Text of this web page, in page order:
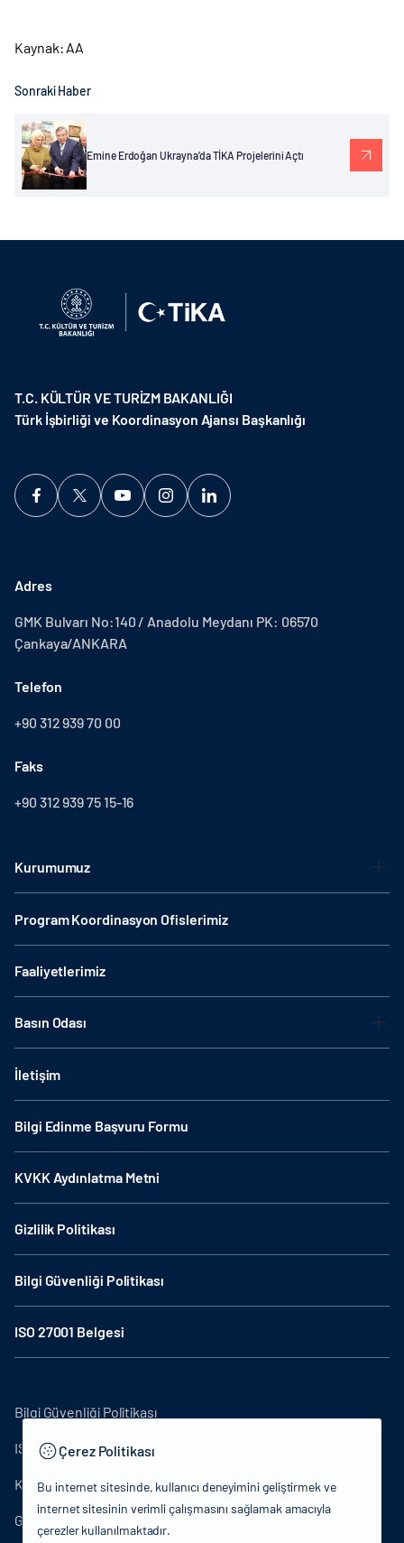
Kaynak: AA
Sonraki Haber
Emine Erdoğan Ukrayna’da TİKA Projelerini Açtı
T.C. KÜLTÜR VE TURİZM BAKANLIĞI
Türk İşbirliği ve Koordinasyon Ajansı Başkanlığı
Adres
GMK Bulvarı No:140 / Anadolu Meydanı PK: 06570
Çankaya/ANKARA
Telefon
+90 312 939 70 00
Faks
+90 312 939 75 15-16
Kurumumuz
Program Koordinasyon Ofislerimiz
Faaliyetlerimiz
Basın Odası
İletişim
Bilgi Edinme Başvuru Formu
KVKK Aydınlatma Metni
Gizlilik Politikası
Bilgi Güvenliği Politikası
ISO 27001 Belgesi
Bilgi Güvenliği Politikası
ISO27001
KVKK Aydınlatma Metni
Gizlilik Politikası
Çerez Politikası
Bu internet sitesinde, kullanıcı deneyimini geliştirmek ve
internet sitesinin verimli çalışmasını sağlamak amacıyla
çerezler kullanılmaktadır.